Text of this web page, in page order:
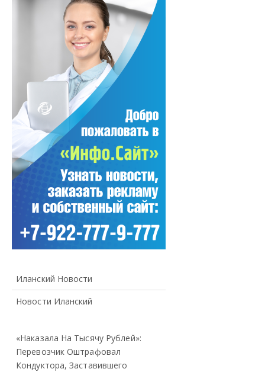
Иланский Новости
Новости Иланский
«Наказала На Тысячу Рублей»:
Перевозчик Оштрафовал
Кондуктора, Заставившего